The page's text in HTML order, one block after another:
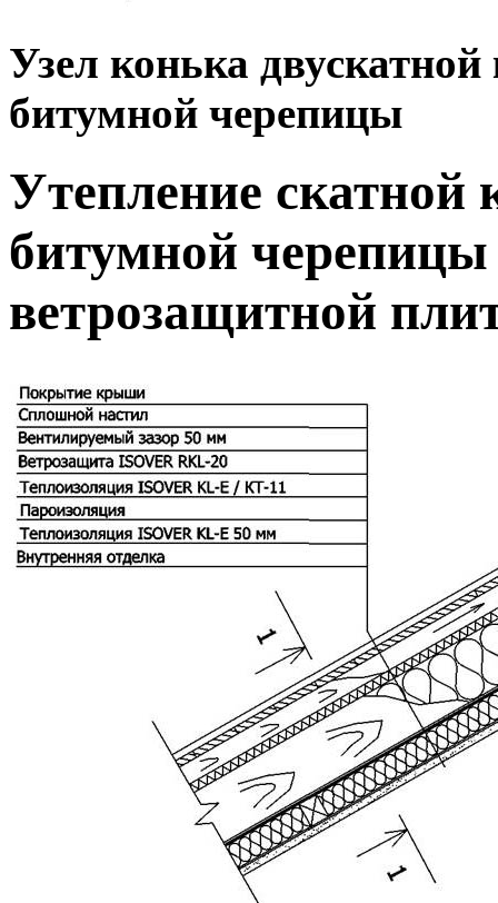
Узел конька
битумной черепицы
Утепление
битумной
ветрозащитной